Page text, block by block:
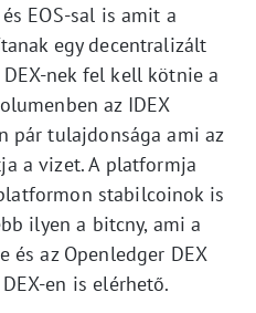
EOS-sal is amit a
egy decentralizált
nek fel kell kötnie a
az IDEX
pár tulajdonsága ami az
a vizet. A platformja
stabilcoinok is
ilyen a bitcny, ami a
az Openledger DEX
en is elérhető.